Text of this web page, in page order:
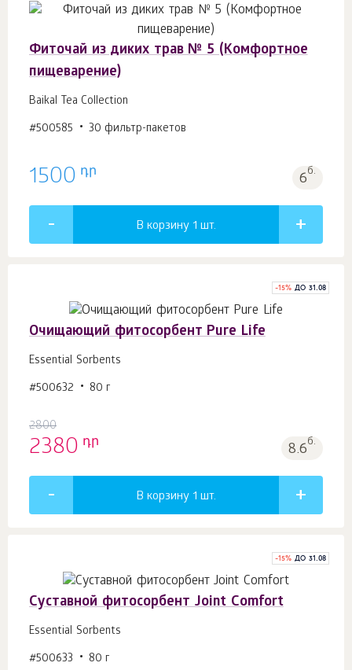
Фиточай из диких трав № 5 (Комфортное
пищеварение)
Baikal Tea Collection
#500585 30 фильтр-пакетов
1500 դր 6б.
В корзину 1 шт.
-15% ДО 31.08
Очищающий фитосорбент Pure Life
Essential Sorbents
#500632 80 г
2800
2380 դր 8.6б.
В корзину 1 шт.
-15% ДО 31.08
Cуставной фитосорбент Joint Comfort
Essential Sorbents
#500633 80 г